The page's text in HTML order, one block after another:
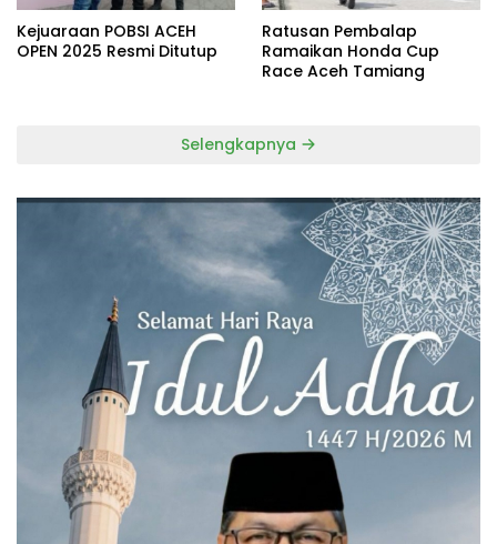
Kejuaraan POBSI ACEH
OPEN 2025 Resmi Ditutup
Ratusan Pembalap
Ramaikan Honda Cup
Race Aceh Tamiang
Selengkapnya